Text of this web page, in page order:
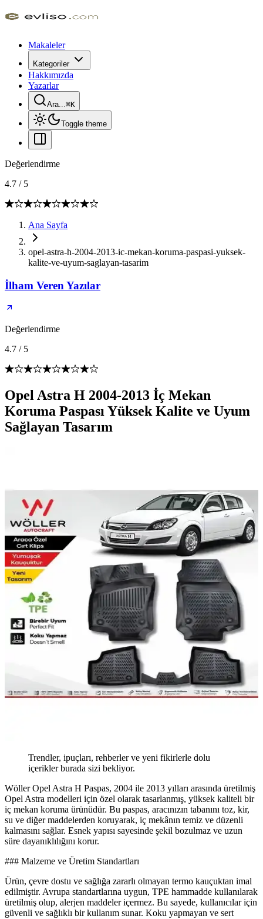
Makaleler
Kategoriler
Hakkımızda
Yazarlar
Ara...⌘K
Toggle theme
Değerlendirme
4.7 / 5
Ana Sayfa
opel-astra-h-2004-2013-ic-mekan-koruma-paspasi-yuksek-
kalite-ve-uyum-saglayan-tasarim
İlham Veren Yazılar
Değerlendirme
4.7 / 5
Opel Astra H 2004-2013 İç Mekan
Koruma Paspası Yüksek Kalite ve Uyum
Sağlayan Tasarım
Trendler, ipuçları, rehberler ve yeni fikirlerle dolu
içerikler burada sizi bekliyor.
Wöller Opel Astra H Paspas, 2004 ile 2013 yılları arasında üretilmiş
Opel Astra modelleri için özel olarak tasarlanmış, yüksek kaliteli bir
iç mekan koruma ürünüdür. Bu paspas, aracınızın tabanını toz, kir,
su ve diğer maddelerden koruyarak, iç mekânın temiz ve düzenli
kalmasını sağlar. Esnek yapısı sayesinde şekil bozulmaz ve uzun
süre dayanıklılığını korur.
### Malzeme ve Üretim Standartları
Ürün, çevre dostu ve sağlığa zararlı olmayan termo kauçuktan imal
edilmiştir. Avrupa standartlarına uygun, TPE hammadde kullanılarak
üretilmiş olup, alerjen maddeler içermez. Bu sayede, kullanıcılar için
güvenli ve sağlıklı bir kullanım sunar. Koku yapmayan ve sert